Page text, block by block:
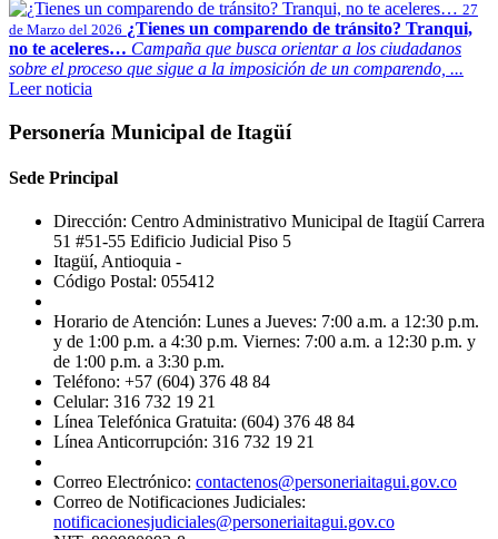
27
de Marzo del 2026 ¿Tienes un comparendo de tránsito? Tranqui,
no te aceleres… Campaña que busca orientar a los ciudadanos
sobre el proceso que sigue a la imposición de un comparendo, ...
Leer noticia
Personería Municipal de Itagüí
Sede Principal
Dirección: Centro Administrativo Municipal de Itagüí Carrera
51 #51-55 Edificio Judicial Piso 5
Itagüí, Antioquia -
Código Postal: 055412
Horario de Atención: Lunes a Jueves: 7:00 a.m. a 12:30 p.m.
y de 1:00 p.m. a 4:30 p.m. Viernes: 7:00 a.m. a 12:30 p.m. y
de 1:00 p.m. a 3:30 p.m.
Teléfono: +57 (604) 376 48 84
Celular: 316 732 19 21
Línea Telefónica Gratuita: (604) 376 48 84
Línea Anticorrupción: 316 732 19 21
Correo Electrónico: contactenos@personeriaitagui.gov.co
Correo de Notificaciones Judiciales:
notificacionesjudiciales@personeriaitagui.gov.co